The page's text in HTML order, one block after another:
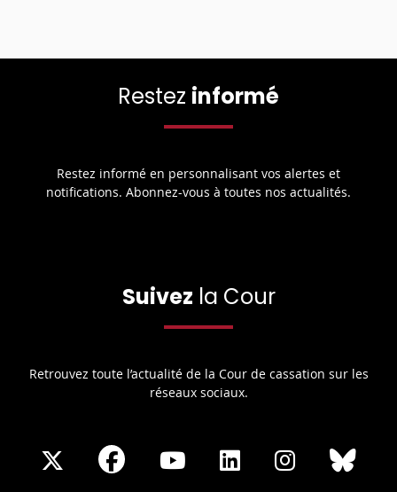
Restez informé
Restez informé en personnalisant vos alertes et
notifications. Abonnez-vous à toutes nos actualités.
Suivez la Cour
Retrouvez toute l’actualité de la Cour de cassation sur les
réseaux sociaux.
ShareShare
Share
Share
Share